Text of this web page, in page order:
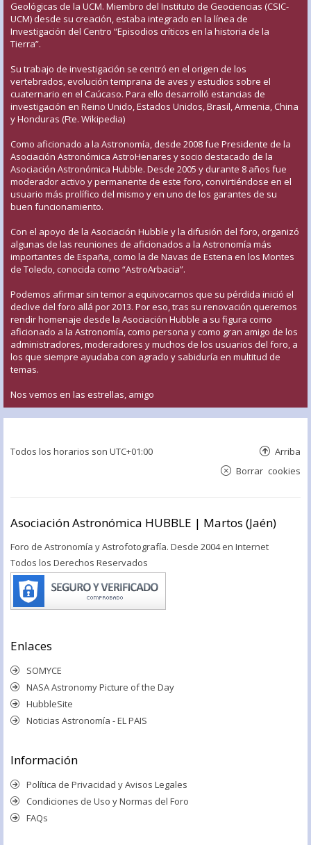
Geológicas de la UCM. Miembro del Instituto de Geociencias (CSIC-
UCM) desde su creación, estaba integrado en la línea de
Investigación del Centro “Episodios críticos en la historia de la
Tierra”.
Su trabajo de investigación se centró en el origen de los
vertebrados, evolución temprana de aves y estudios sobre el
cuaternario en el Caúcaso. Para ello desarrolló estancias de
investigación en Reino Unido, Estados Unidos, Brasil, Armenia, China
y Honduras (Fte. Wikipedia)
Como aficionado a la Astronomía, desde 2008 fue Presidente de la
Asociación Astronómica AstroHenares y socio destacado de la
Asociación Astronómica Hubble. Desde 2005 y durante 8 años fue
moderador activo y permanente de este foro, convirtiéndose en el
usuario más prolífico del mismo y en uno de los garantes de su
buen funcionamiento.
Con el apoyo de la Asociación Hubble y la difusión del foro, organizó
algunas de las reuniones de aficionados a la Astronomía más
importantes de España, como la de Navas de Estena en los Montes
de Toledo, conocida como “AstroArbacia”.
Podemos afirmar sin temor a equivocarnos que su pérdida inició el
declive del foro allá por 2013. Por eso, tras su renovación queremos
rendir homenaje desde la Asociación Hubble a su figura como
aficionado a la Astronomía, como persona y como gran amigo de los
administradores, moderadores y muchos de los usuarios del foro, a
los que siempre ayudaba con agrado y sabiduría en multitud de
temas.
Nos vemos en las estrellas, amigo
Todos los horarios son UTC+01:00 Arriba
Borrar cookies
Asociación Astronómica HUBBLE | Martos (Jaén)
Foro de Astronomía y Astrofotografía. Desde 2004 en Internet
Todos los Derechos Reservados
Enlaces
SOMYCE
NASA Astronomy Picture of the Day
HubbleSite
Noticias Astronomía - EL PAIS
Información
Política de Privacidad y Avisos Legales
Condiciones de Uso y Normas del Foro
FAQs